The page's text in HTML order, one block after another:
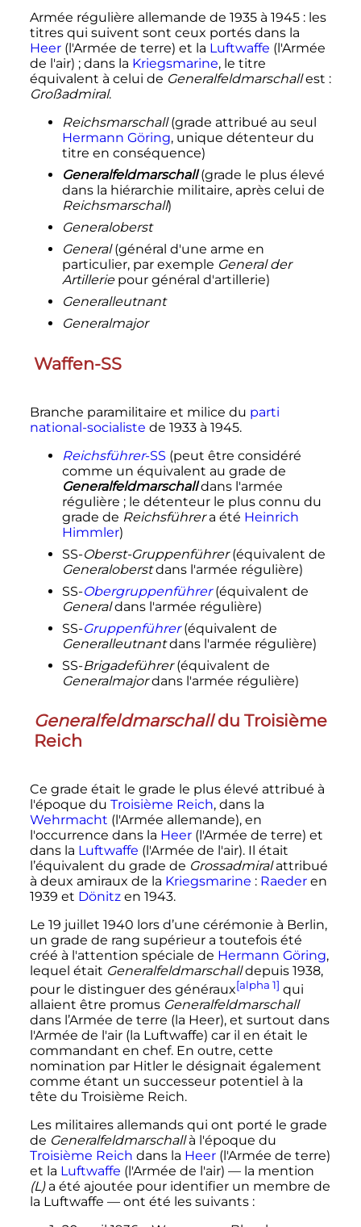
Armée régulière allemande de 1935 à 1945 : les
titres qui suivent sont ceux portés dans la
Heer(l'Armée de terre) et la Luftwaffe (l'Armée
de l'air) ; dans la Kriegsmarine, le titre
équivalent à celui de Generalfeldmarschallest :
Großadmiral.
Reichsmarschall(grade attribué au seul
Hermann Göring, unique détenteur du
titre en conséquence)
Generalfeldmarschall(grade le plus élevé
dans la hiérarchie militaire, après celui de
Reichsmarschall)
Generaloberst
General(général d'une arme en
particulier, par exemple General der
Artilleriepour général d'artillerie)
Generalleutnant
Generalmajor
Waffen-SS
Branche paramilitaire et milice du parti
national-socialiste de 1933 à 1945.
Reichsführer-SS (peut être considéré
comme un équivalent au grade de
Generalfeldmarschalldans l'armée
régulière ; le détenteur le plus connu du
grade de Reichsführera été Heinrich
Himmler)
SS-Oberst-Gruppenführer(équivalent de
Generaloberstdans l'armée régulière)
SS-Obergruppenführer(équivalent de
Generaldans l'armée régulière)
SS-Gruppenführer(équivalent de
Generalleutnantdans l'armée régulière)
SS-Brigadeführer(équivalent de
Generalmajordans l'armée régulière)
Generalfeldmarschalldu Troisième
Reich
Ce grade était le grade le plus élevé attribué à
l'époque du Troisième Reich, dans la
Wehrmacht (l'Armée allemande), en
l'occurrence dans la Heer(l'Armée de terre) et
dans la Luftwaffe (l'Armée de l'air). Il était
l’équivalent du grade de Grossadmiralattribué
à deux amiraux de la Kriegsmarine : Raederen
1939 et Dönitzen 1943.
Le 19 juillet 1940 lors d’une cérémonie à Berlin,
un grade de rang supérieur a toutefois été
créé à l'attention spéciale de Hermann Göring,
lequel était Generalfeldmarschalldepuis 1938,
pour le distinguer des généraux[alpha 1] qui
allaient être promus Generalfeldmarschall
dans l’Armée de terre (la Heer), et surtout dans
l'Armée de l'air (la Luftwaffe) car il en était le
commandant en chef. En outre, cette
nomination par Hitler le désignait également
comme étant un successeur potentiel à la
tête du Troisième Reich.
Les militaires allemands qui ont porté le grade
de Generalfeldmarschallà l'époque du
Troisième Reich dans la Heer(l'Armée de terre)
et la Luftwaffe (l'Armée de l'air) — la mention
(L)a été ajoutée pour identifier un membre de
la Luftwaffe —ont été les suivants :